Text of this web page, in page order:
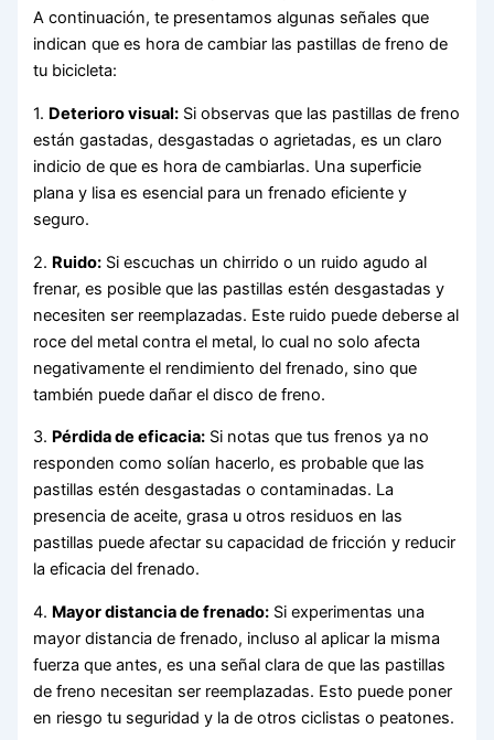
A continuación, te presentamos algunas señales que
indican que es hora de cambiar las pastillas de freno de
tu bicicleta:
1. Deterioro visual: Si observas que las pastillas de freno
están gastadas, desgastadas o agrietadas, es un claro
indicio de que es hora de cambiarlas. Una superficie
plana y lisa es esencial para un frenado eficiente y
seguro.
2. Ruido: Si escuchas un chirrido o un ruido agudo al
frenar, es posible que las pastillas estén desgastadas y
necesiten ser reemplazadas. Este ruido puede deberse al
roce del metal contra el metal, lo cual no solo afecta
negativamente el rendimiento del frenado, sino que
también puede dañar el disco de freno.
3. Pérdida de eficacia: Si notas que tus frenos ya no
responden como solían hacerlo, es probable que las
pastillas estén desgastadas o contaminadas. La
presencia de aceite, grasa u otros residuos en las
pastillas puede afectar su capacidad de fricción y reducir
la eficacia del frenado.
4. Mayor distancia de frenado: Si experimentas una
mayor distancia de frenado, incluso al aplicar la misma
fuerza que antes, es una señal clara de que las pastillas
de freno necesitan ser reemplazadas. Esto puede poner
en riesgo tu seguridad y la de otros ciclistas o peatones.